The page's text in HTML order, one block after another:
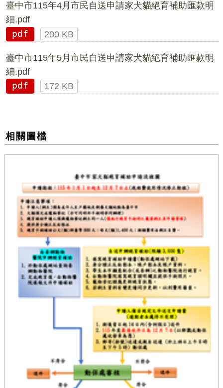
臺中市115年4月市民自送申請家犬貓絕育補助匯款明
細.pdf
pdf
200 KB
臺中市115年5月市民自送申請家犬貓絕育補助匯款明
細.pdf
pdf
172 KB
相關圖檔